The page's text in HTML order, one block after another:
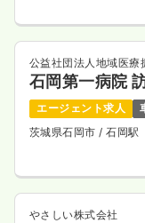
日勤のみ（常勤）
※経験10年の例
時間 9:00～18:00
日祝休み
年間休
第二新卒可
月給
公益社団法人地域医療
石岡第一病院
エージェント求人
茨城県石岡市 / 石岡駅
やさしい株式会社